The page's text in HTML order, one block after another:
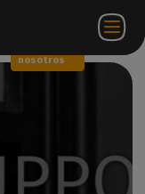
nosotros
ES